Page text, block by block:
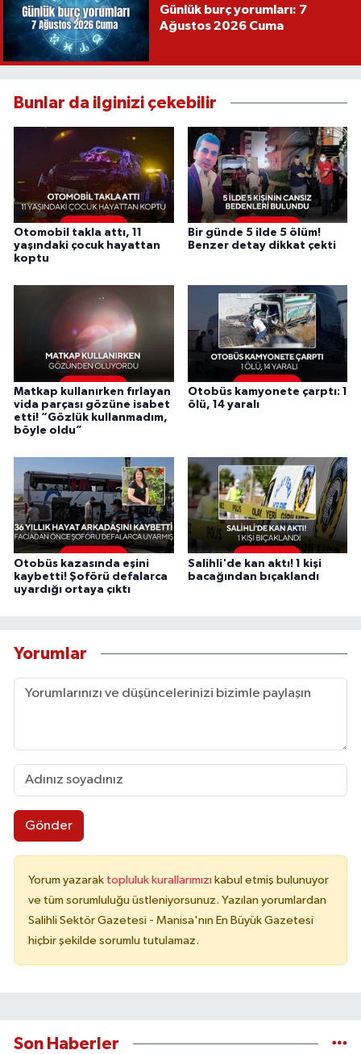
Günlük burç yorumları: 7
Ağustos 2026 Cuma
Bunlar da ilginizi çekebilir
Otomobil takla attı, 11
yaşındaki çocuk hayattan
koptu
Bir günde 5 ilde 5 ölüm!
Benzer detay dikkat çekti
Matkap kullanırken fırlayan
vida parçası gözüne isabet
etti! “Gözlük kullanmadım,
böyle oldu”
Otobüs kamyonete çarptı: 1
ölü, 14 yaralı
Otobüs kazasında eşini
kaybetti! Şoförü defalarca
uyardığı ortaya çıktı
Salihli'de kan aktı! 1 kişi
bacağından bıçaklandı
Yorumlar
Gönder
Yorum yazarak topluluk kurallarımızı kabul etmiş bulunuyor
ve tüm sorumluluğu üstleniyorsunuz. Yazılan yorumlardan
Salihli Sektör Gazetesi - Manisa'nın En Büyük Gazetesi
hiçbir şekilde sorumlu tutulamaz.
Son Haberler